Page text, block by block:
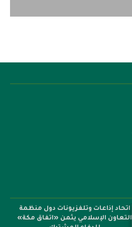
اتحاد إذاعات وتلفزيونات دول منظمة
التعاون الإسلامي يثمن «اتفاق مكة»